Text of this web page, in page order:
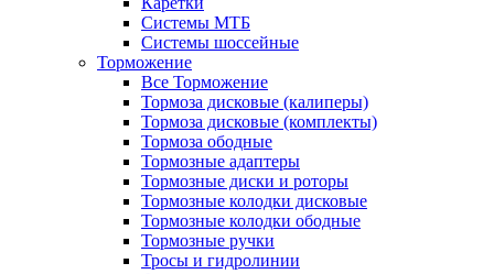
Системы МТБ
Системы шоссейные
Торможение
Все Торможение
Тормоза дисковые (калиперы)
Тормоза дисковые (комплекты)
Тормоза ободные
Тормозные адаптеры
Тормозные диски и роторы
Тормозные колодки дисковые
Тормозные колодки ободные
Тормозные ручки
Тросы и гидролинии